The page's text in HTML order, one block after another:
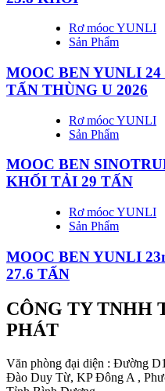
Rơ móoc YUNLI
Sản Phẩm
MOOC BEN YUNLI
TẤN THÙNG U 2026
Rơ móoc YUNLI
Sản Phẩm
MOOC BEN
KHỐI TẢI 29 TẤN
Rơ móoc YUNLI
Sản Phẩm
MOOC BEN YUNLI
27.6 TẤN
CÔNG TY TNHH
PHÁT
Văn phòng đại diện : Đường
Đào Duy Từ, KP Đông A ,